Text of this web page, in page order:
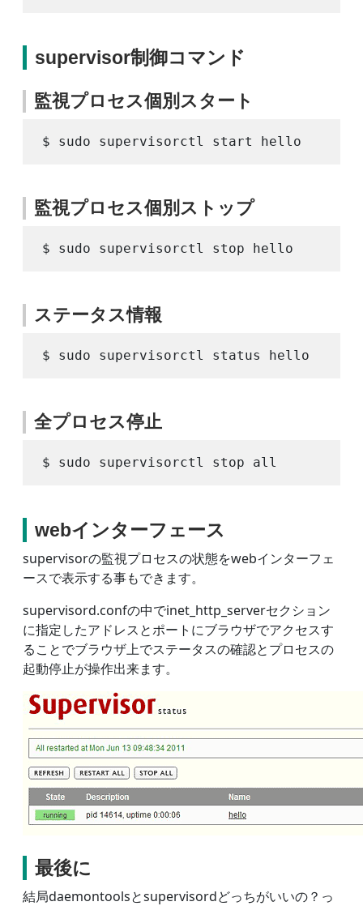
supervisor制御コマンド
監視プロセス個別スタート
監視プロセス個別ストップ
ステータス情報
全プロセス停止
webインターフェース
supervisorの監視プロセスの状態をwebインターフェ
ースで表示する事もできます。
supervisord.confの中でinet_http_serverセクション
に指定したアドレスとポートにブラウザでアクセスす
ることでブラウザ上でステータスの確認とプロセスの
起動停止が操作出来ます。
最後に
結局daemontoolsとsupervisordどっちがいいの？っ